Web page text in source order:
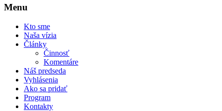
Menu
Kto sme
Naša vízia
Články
Činnosť
Komentáre
Náš predseda
Vyhlásenia
Ako sa pridať
Program
Kontakty